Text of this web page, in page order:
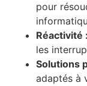
pour
Réactivité :
les
Solutions
adaptés à